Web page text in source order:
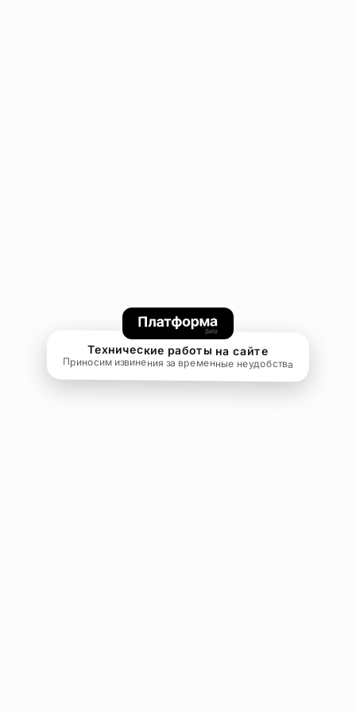
Технические работы на сайте
Приносим извинения за временные неудобства